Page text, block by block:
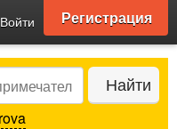
Войти Регистрация
Найти